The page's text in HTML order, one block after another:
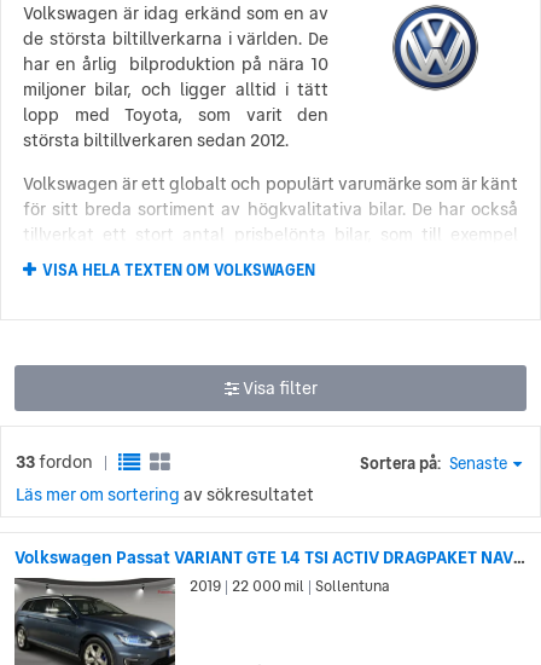
Volkswagen är idag erkänd som en av
de största biltillverkarna i världen. De
har en årlig bilproduktion på nära 10
miljoner bilar, och ligger alltid i tätt
lopp med Toyota, som varit den
största biltillverkaren sedan 2012.
Volkswagen är ett globalt och populärt varumärke som är känt
för sitt breda sortiment av högkvalitativa bilar. De har också
tillverkat ett stort antal prisbelönta bilar, som till exempel
Volkswagen Golf, Volkswagen Polo och Volkswagen Passat.
Volkswagen – en bil för folket
Volkswagen grundades 1936 av den nazistiska
Arbeitsfront, DAF). Tyskland ville konkurrera med USA som
bilnation, och strategin för att uppnå detta var att tillverka
den bästa möjliga bilen till det lägsta möjliga priset – en
bilmodell som alla skulle ha råd med.
Den första modellen, Volkswagen Typ 1, presenterades 1938
och var designad av billegenden Ferdinand Porsche. Bilen
hade bland annat separatfjädring genom torsionsstavar, en
luftkyld motor placerad på baksidan och den ikoniska
VISA HELA TEXTEN OM VOLKSWAGEN
Visa filter
33fordon Sortera på: Senaste
Läs mer om sortering av sökresultatet
Volkswagen Passat VARIANT GTE 1.4 TSI ACTIV DRAGPAKET NAVI 218HK
2019 22 000 mil Sollentuna